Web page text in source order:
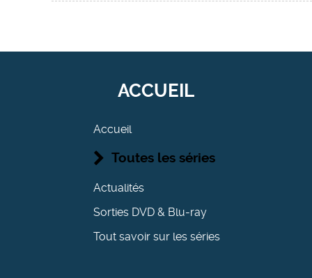
ACCUEIL
Accueil
Toutes les séries
Actualités
Sorties DVD & Blu-ray
Tout savoir sur les séries